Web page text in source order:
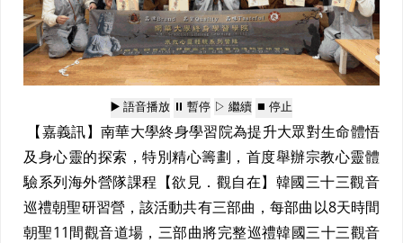
▶️ 語音播放 ⏸️ 暫停 ▷ 繼續 ⏹️ 停止
【嘉義訊】南華大學終身學習院為提升大眾對生命體悟
及身心靈的探索，特別精心籌劃，首度舉辦宗教心靈體
驗系列海外營隊課程【欲見．觀自在】韓國三十三觀音
巡禮朝聖研習營，該活動共有三部曲，每部曲以8天時間
朝聖11間觀音道場，三部曲將完整巡禮韓國三十三觀音